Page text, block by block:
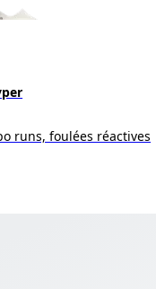
runs, foulées réactives